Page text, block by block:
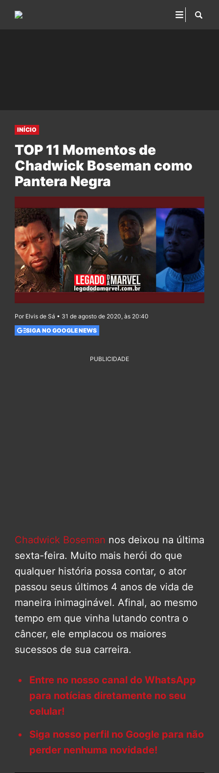
INÍCIO
TOP 11 Momentos de
Chadwick Boseman como
Pantera Negra
Por Elvis de Sá • 31 de agosto de 2020, às 20:40
SIGA NO GOOGLE NEWS
PUBLICIDADE
Chadwick Boseman nos deixou na última
sexta-feira. Muito mais herói do que
qualquer história possa contar, o ator
passou seus últimos 4 anos de vida de
maneira inimaginável. Afinal, ao mesmo
tempo em que vinha lutando contra o
câncer, ele emplacou os maiores
sucessos de sua carreira.
Entre no nosso canal do WhatsApp
para notícias diretamente no seu
celular!
Siga nosso perfil no Google para não
perder nenhuma novidade!